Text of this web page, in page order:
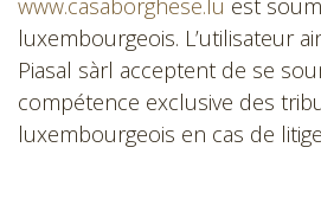
www.casaborghese.lu est
luxembourgeois. L’utilisateur
Piasal sàrl acceptent de se
compétence exclusive des
luxembourgeois en cas de